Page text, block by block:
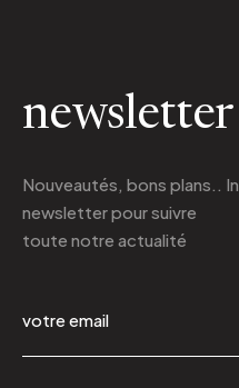
newsletter
Nouveautés, bons plans..
newsletterpour suivre
toute notre actualité